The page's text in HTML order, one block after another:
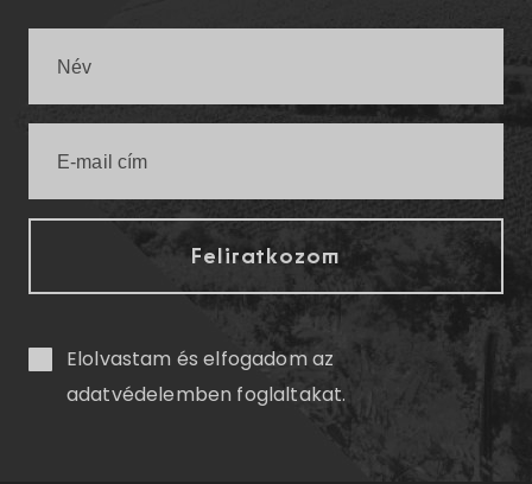
Elolvastam és elfogadom az
adatvédelemben foglaltakat.